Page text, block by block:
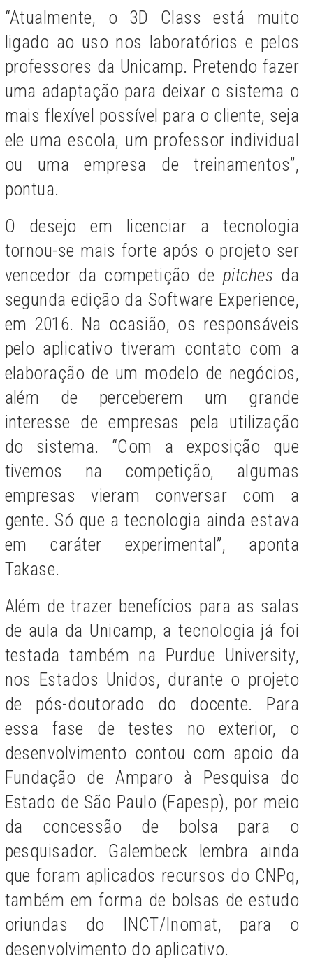
“Atualmente, o 3D Class está muito
ligado ao uso nos laboratórios e pelos
professores da Unicamp. Pretendo fazer
uma adaptação para deixar o sistema o
mais flexível possível para o cliente, seja
ele uma escola, um professor individual
ou uma empresa de treinamentos”,
pontua.
O desejo em licenciar a tecnologia
tornou-se mais forte após o projeto ser
vencedor da competição de pitches da
segunda edição da Software Experience,
em 2016. Na ocasião, os responsáveis
pelo aplicativo tiveram contato com a
elaboração de um modelo de negócios,
além de perceberem um grande
interesse de empresas pela utilização
do sistema. “Com a exposição que
tivemos na competição, algumas
empresas vieram conversar com a
gente. Só que a tecnologia ainda estava
em caráter experimental”, aponta
Takase.
Além de trazer benefícios para as salas
de aula da Unicamp, a tecnologia já foi
testada também na Purdue University,
nos Estados Unidos, durante o projeto
de pós-doutorado do docente. Para
essa fase de testes no exterior, o
desenvolvimento contou com apoio da
Fundação de Amparo à Pesquisa do
Estado de São Paulo (Fapesp), por meio
da concessão de bolsa para o
pesquisador. Galembeck lembra ainda
que foram aplicados recursos do CNPq,
também em forma de bolsas de estudo
oriundas do INCT/Inomat, para o
desenvolvimento do aplicativo.